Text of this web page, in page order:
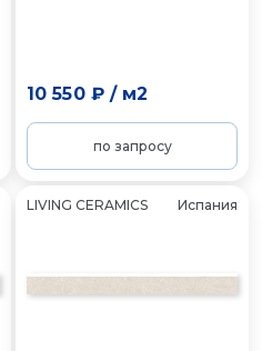
10 550 ₽/ м2
по запросу
LIVING CERAMICS Испания